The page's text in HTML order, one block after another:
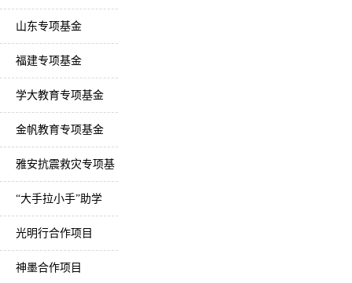
山东专项基金
福建专项基金
学大教育专项基金
金帆教育专项基金
雅安抗震救灾专项基
金
“大手拉小手”助学
光明行合作项目
神墨合作项目